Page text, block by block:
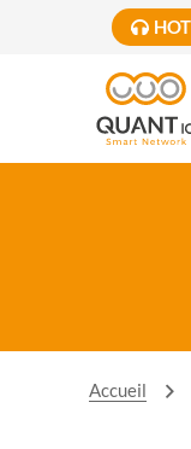
Accueil